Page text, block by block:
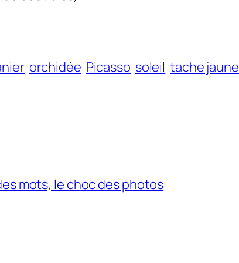
orchidée Picasso soleil tache jaune
mots, le choc des photos